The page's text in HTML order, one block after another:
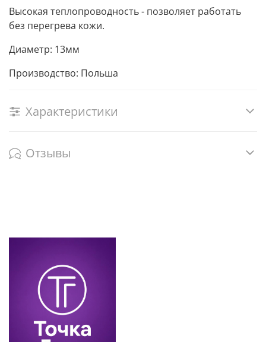
Высокая теплопроводность - позволяет работать
без перегрева кожи.
Диаметр: 13мм
Производство: Польша
Характеристики
Отзывы